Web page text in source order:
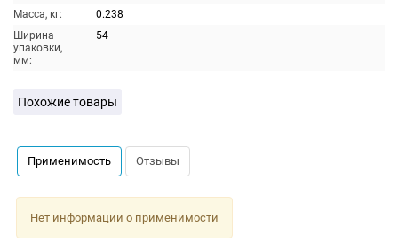
Масса, кг:
0.238
Ширина
упаковки,
мм:
54
Похожие товары
Применимость Отзывы
Нет информации о применимости